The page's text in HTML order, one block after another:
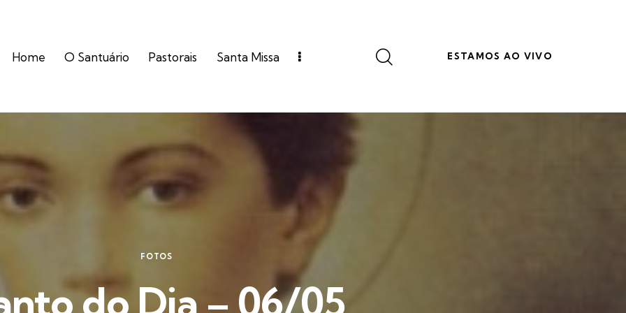
Home O Santuário Pastorais Santa Missa ESTAMOS AO VIVO
FOTOS
do Dia – 06/05